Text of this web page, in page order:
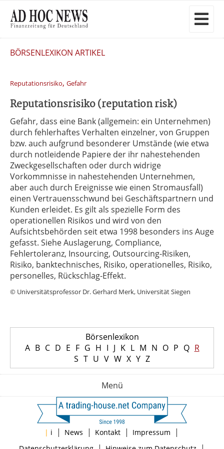
BÖRSENLEXIKON ARTIKEL
Reputationsrisiko, Gefahr
Reputationsrisiko (reputation risk)
Gefahr, dass eine Bank (allgemein: ein Unternehmen)
durch fehlerhaftes Verhalten einzelner, von Gruppen
bzw. auch aufgrund besonderer Umstände (wie etwa
durch notleidende Papiere der ihr nahestehenden
Zweckgesellschaften oder durch widrige
Vorkommnisse in nahestehenden Unternehmen,
aber auch durch Ereignisse wie einen Stromausfall)
einen Vertrauensschwund bei Geschäftspartnern und
Kunden erleidet. Es gilt als spezielle Form des
operationellen Risikos und wird von den
Aufsichtsbehörden seit etwa 1998 besonders ins Auge
gefasst. Siehe Auslagerung, Compliance,
Fehlertoleranz, Insourcing, Outsourcing-Risiken,
Risiko, banktechnisches, Risiko, operationelles, Risiko,
personelles, Rückschlag-Effekt.
© Universitätsprofessor Dr. Gerhard Merk, Universität Siegen
Börsenlexikon
A B C D E F G H I J K L M N O P Q R
S T U V W X Y Z
Menü
| i | News | Kontakt | Impressum |